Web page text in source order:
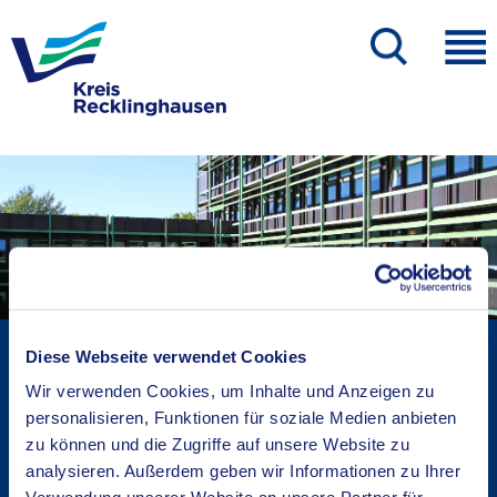
Diese Webseite verwendet Cookies
Wir verwenden Cookies, um Inhalte und Anzeigen zu
personalisieren, Funktionen für soziale Medien anbieten
zu können und die Zugriffe auf unsere Website zu
analysieren. Außerdem geben wir Informationen zu Ihrer
Kreisverwaltung A-Z
Ortsrecht
Karriere beim Kreis
Bürger-, Ideen- und Beschwerdecenter